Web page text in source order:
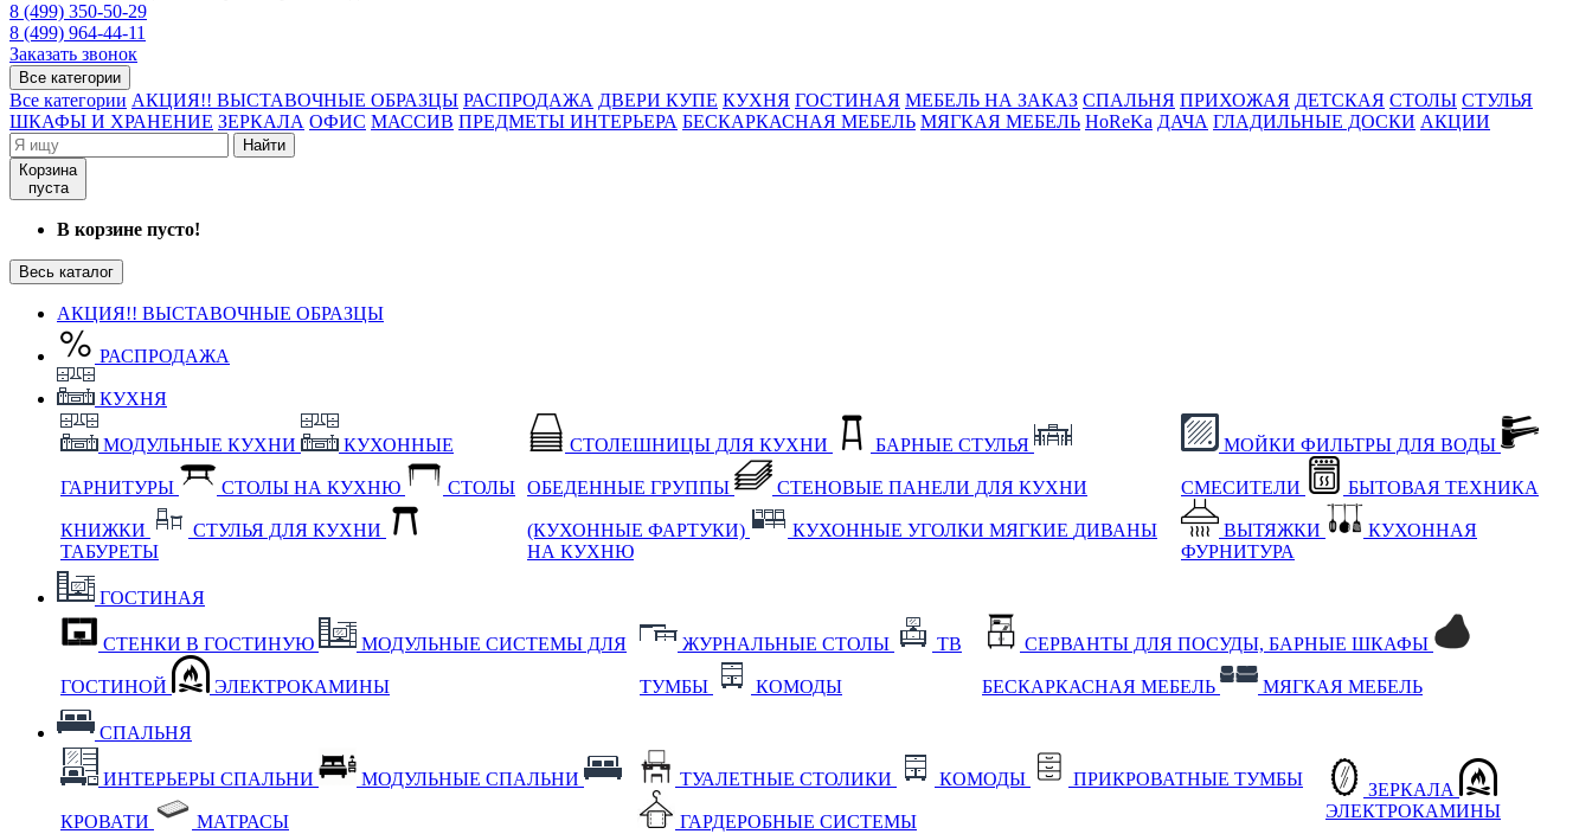
8 (499) 350-50-29
8 (499) 964-44-11
Заказать звонок
Все категории
Все категории АКЦИЯ!! ВЫСТАВОЧНЫЕ ОБРАЗЦЫ РАСПРОДАЖА ДВЕРИ КУПЕ КУХНЯ ГОСТИНАЯ МЕБЕЛЬ НА ЗАКАЗ СПАЛЬНЯ ПРИХОЖАЯ ДЕТСКАЯ СТОЛЫ СТУЛЬЯ
ШКАФЫ И ХРАНЕНИЕ ЗЕРКАЛА ОФИС МАССИВ ПРЕДМЕТЫ ИНТЕРЬЕРА БЕСКАРКАСНАЯ МЕБЕЛЬ МЯГКАЯ МЕБЕЛЬ HoReKa ДАЧА ГЛАДИЛЬНЫЕ ДОСКИ АКЦИИ
Найти
Корзина
пуста
В корзине пусто!
Весь каталог
АКЦИЯ!! ВЫСТАВОЧНЫЕ ОБРАЗЦЫ
РАСПРОДАЖА
КУХНЯ
МОДУЛЬНЫЕ КУХНИ КУХОННЫЕ
ГАРНИТУРЫ СТОЛЫ НА КУХНЮ СТОЛЫ
КНИЖКИ
СТУЛЬЯ ДЛЯ КУХНИ
ТАБУРЕТЫ
СТОЛЕШНИЦЫ ДЛЯ КУХНИ БАРНЫЕ СТУЛЬЯ
ОБЕДЕННЫЕ ГРУППЫ СТЕНОВЫЕ ПАНЕЛИ ДЛЯ КУХНИ
(КУХОННЫЕ ФАРТУКИ) КУХОННЫЕ УГОЛКИ МЯГКИЕ ДИВАНЫ
НА КУХНЮ
МОЙКИ ФИЛЬТРЫ ДЛЯ ВОДЫ
СМЕСИТЕЛИ БЫТОВАЯ ТЕХНИКА
ВЫТЯЖКИ
КУХОННАЯ
ФУРНИТУРА
ГОСТИНАЯ
СТЕНКИ В ГОСТИНУЮ МОДУЛЬНЫЕ СИСТЕМЫ ДЛЯ
ГОСТИНОЙ ЭЛЕКТРОКАМИНЫ
ЖУРНАЛЬНЫЕ СТОЛЫ ТВ
ТУМБЫ КОМОДЫ
СЕРВАНТЫ ДЛЯ ПОСУДЫ, БАРНЫЕ ШКАФЫ
БЕСКАРКАСНАЯ МЕБЕЛЬ МЯГКАЯ МЕБЕЛЬ
СПАЛЬНЯ
ИНТЕРЬЕРЫ СПАЛЬНИ МОДУЛЬНЫЕ СПАЛЬНИ
КРОВАТИ МАТРАСЫ
ТУАЛЕТНЫЕ СТОЛИКИ КОМОДЫ ПРИКРОВАТНЫЕ ТУМБЫ
ГАРДЕРОБНЫЕ СИСТЕМЫ
ЗЕРКАЛА
ЭЛЕКТРОКАМИНЫ